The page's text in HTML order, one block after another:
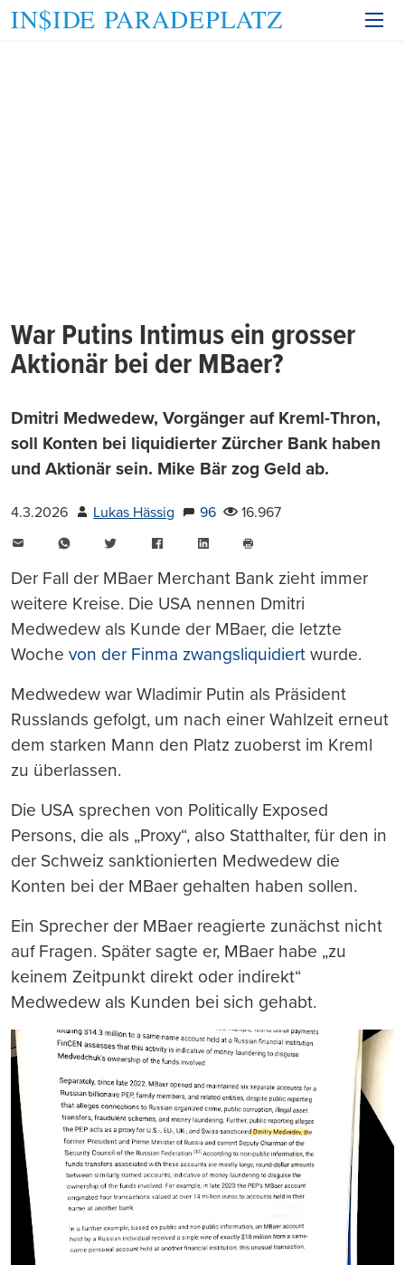
War Putins Intimus ein grosser
Aktionär bei der MBaer?
Dmitri Medwedew, Vorgänger auf Kreml-Thron,
soll Konten bei liquidierter Zürcher Bank haben
und Aktionär sein. Mike Bär zog Geld ab.
4.3.2026 Lukas Hässig 96
16.967
WhatsAppTwitter FacebookLinkedIn
drucken
Der Fall der MBaer Merchant Bank zieht immer
weitere Kreise. Die USA nennen Dmitri
Medwedew als Kunde der MBaer, die letzte
Woche von der Finma zwangsliquidiert wurde.
Medwedew war Wladimir Putin als Präsident
Russlands gefolgt, um nach einer Wahlzeit erneut
dem starken Mann den Platz zuoberst im Kreml
zu überlassen.
Die USA sprechen von Politically Exposed
Persons, die als „Proxy“, also Statthalter, für den in
der Schweiz sanktionierten Medwedew die
Konten bei der MBaer gehalten haben sollen.
Ein Sprecher der MBaer reagierte zunächst nicht
auf Fragen. Später sagte er, MBaer habe „zu
keinem Zeitpunkt direkt oder indirekt“
Medwedew als Kunden bei sich gehabt.